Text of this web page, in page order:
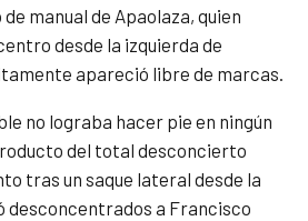
manual de Apaolaza, quien
desde la izquierda de
apareció libre de marcas.
no lograba hacer pie en ningún
del total desconcierto
tras un saque lateral desde la
desconcentrados a Francisco